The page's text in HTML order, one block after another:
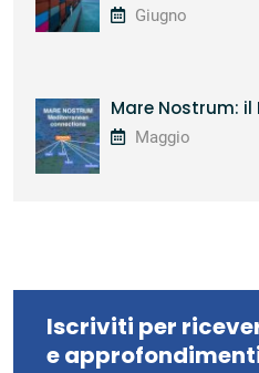
Giugno
Mare Nostrum: il
Maggio
Iscriviti per
e